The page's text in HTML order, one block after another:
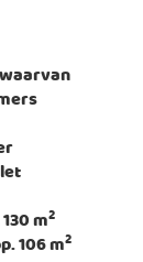
m2
106 m2